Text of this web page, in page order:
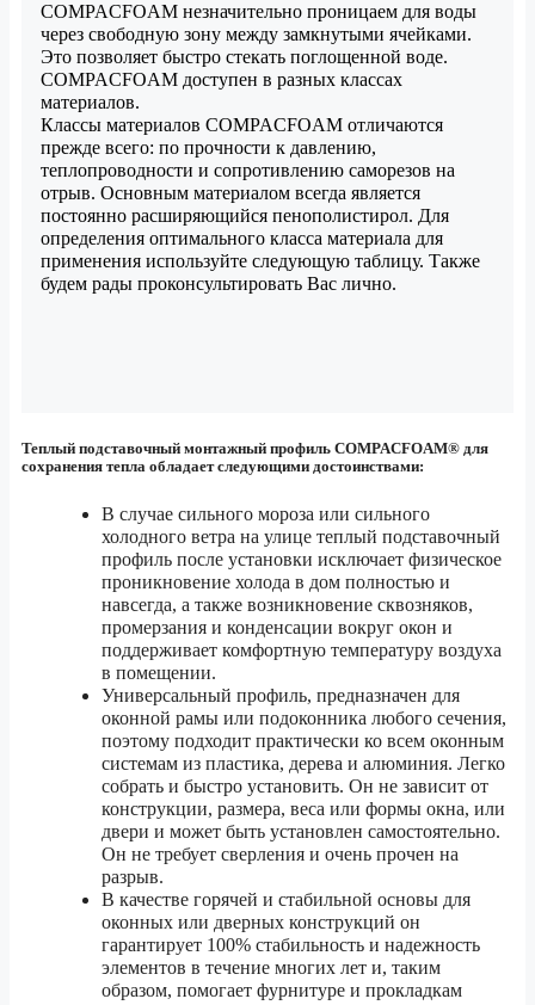
COMPACFOAM незначительно проницаем для воды
через свободную зону между замкнутыми ячейками.
Это позволяет быстро стекать поглощенной воде.
COMPACFOAM доступен в разных классах
материалов.
Классы материалов COMPACFOAM отличаются
прежде всего: по прочности к давлению,
теплопроводности и сопротивлению саморезов на
отрыв. Основным материалом всегда является
постоянно расширяющийся пенополистирол. Для
определения оптимального класса материала для
применения используйте следующую таблицу. Также
будем рады проконсультировать Вас лично.
Теплый подставочный монтажный профиль COMPACFOAM® для
сохранения тепла обладает следующими достоинствами:
В случае сильного мороза или сильного
холодного ветра на улице теплый подставочный
профиль после установки исключает физическое
проникновение холода в дом полностью и
навсегда, а также возникновение сквозняков,
промерзания и конденсации вокруг окон и
поддерживает комфортную температуру воздуха
в помещении.
Универсальный профиль, предназначен для
оконной рамы или подоконника любого сечения,
поэтому подходит практически ко всем оконным
системам из пластика, дерева и алюминия. Легко
собрать и быстро установить. Он не зависит от
конструкции, размера, веса или формы окна, или
двери и может быть установлен самостоятельно.
Он не требует сверления и очень прочен на
разрыв.
В качестве горячей и стабильной основы для
оконных или дверных конструкций он
гарантирует 100% стабильность и надежность
элементов в течение многих лет и, таким
образом, помогает фурнитуре и прокладкам